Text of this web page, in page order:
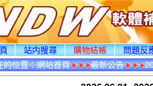
站内搜尋 購物結帳 問題反
的位置：網站首頁 最新公告